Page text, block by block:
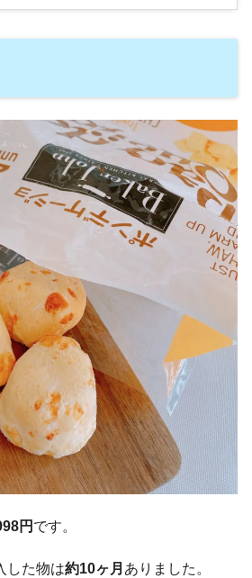
円 です。
した物は約10ヶ月 ありました。